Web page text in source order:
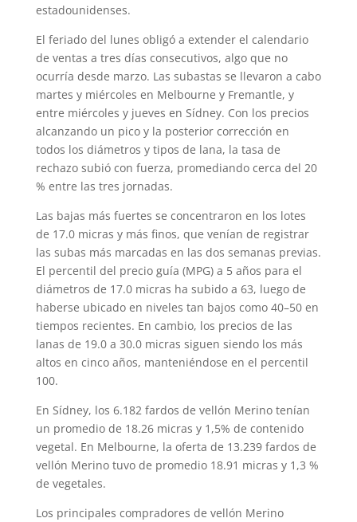
estadounidenses.
El feriado del lunes obligó a extender el calendario
de ventas a tres días consecutivos, algo que no
ocurría desde marzo. Las subastas se llevaron a cabo
martes y miércoles en Melbourne y Fremantle, y
entre miércoles y jueves en Sídney. Con los precios
alcanzando un pico y la posterior corrección en
todos los diámetros y tipos de lana, la tasa de
rechazo subió con fuerza, promediando cerca del 20
% entre las tres jornadas.
Las bajas más fuertes se concentraron en los lotes
de 17.0 micras y más finos, que venían de registrar
las subas más marcadas en las dos semanas previas.
El percentil del precio guía (MPG) a 5 años para el
diámetros de 17.0 micras ha subido a 63, luego de
haberse ubicado en niveles tan bajos como 40–50 en
tiempos recientes. En cambio, los precios de las
lanas de 19.0 a 30.0 micras siguen siendo los más
altos en cinco años, manteniéndose en el percentil
100.
En Sídney, los 6.182 fardos de vellón Merino tenían
un promedio de 18.26 micras y 1,5% de contenido
vegetal. En Melbourne, la oferta de 13.239 fardos de
vellón Merino tuvo de promedio 18.91 micras y 1,3 %
de vegetales.
Los principales compradores de vellón Merino